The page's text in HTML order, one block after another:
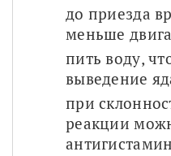
до приезда
меньше
пить воду,
выведение
при
реакции